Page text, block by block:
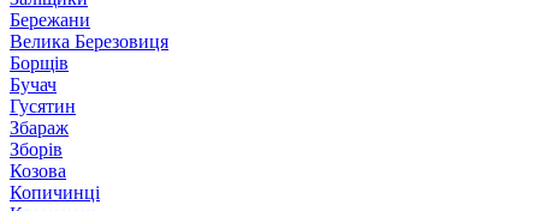
Бережани
Велика Березовиця
Борщів
Бучач
Гусятин
Збараж
Зборів
Козова
Копичинці